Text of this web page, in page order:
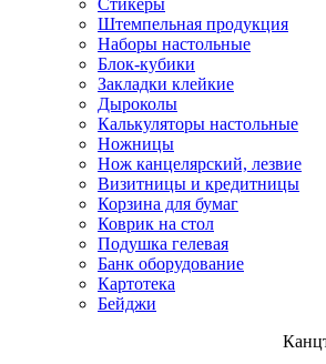
Штемпельная продукция
Наборы настольные
Блок-кубики
Закладки клейкие
Дыроколы
Калькуляторы настольные
Ножницы
Нож канцелярский, лезвие
Визитницы и кредитницы
Корзина для бумаг
Коврик на стол
Подушка гелевая
Банк оборудование
Картотека
Бейджи